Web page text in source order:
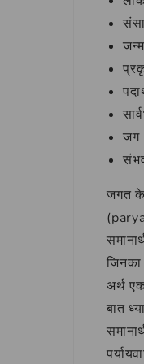
जन्म
जग
जगत के
अर्थ
बात